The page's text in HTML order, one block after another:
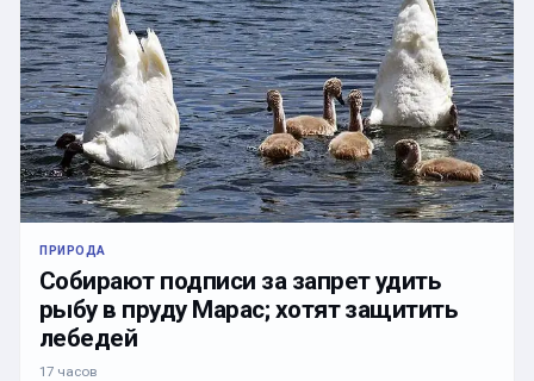
ПРИРОДА
Собирают подписи за запрет удить
рыбу в пруду Марас; хотят защитить
лебедей
17 часов